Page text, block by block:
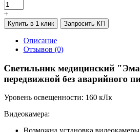
+
Купить в 1 клик Запросить КП
Описание
Отзывов (0)
Светильник медицинский
передвижной без аварийного
Уровень освещенности: 160 кЛк
Видеокамера: